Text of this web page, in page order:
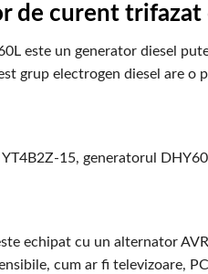
de curent
este un generator diesel
grup electrogen diesel are o
15, generatorul
echipat cu un alternator
cum ar fi televizoare,